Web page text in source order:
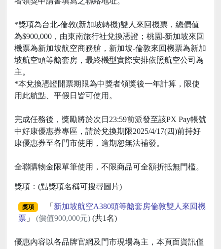
*獎項為台北-倫敦(新加坡轉機)雙人來回機票，總價值
為$900,000，由東南旅行社兌換憑證；桃園-新加坡來回
機票為新加坡航空商務艙，新加坡-倫敦來回機票為新加
坡航空頭等艙套房，最終機型實際安排依照航空公司為
主。
*本兌換憑證開票期限為中獎者領獎後一年計算，限使
用此航點、平假日皆可使用。
完成任務後，獎勵將於次日23:59前派發至該PX Pay帳號
中好康優惠券專區，請於兌換期限2025/4/17(四)前持好
康優惠券至各門市使用，逾期恕無法補發。
全聯購物金限單筆使用，不限商品可全額折抵無門檻。
獎項：(點獎項名稱可搜尋圖片)
獎項 「 新加坡航空A380頭等艙套房倫敦雙人來回機
票 」 (價值900,000元) (共1名)
優惠內容以各品牌官網及門市現場為主，本頁面資訊僅